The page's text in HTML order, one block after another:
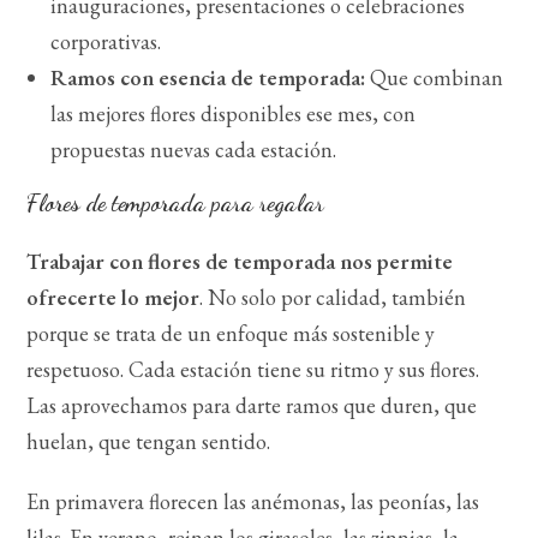
inauguraciones, presentaciones o celebraciones
corporativas.
Ramos con esencia de temporada: Que combinan
las mejores flores disponibles ese mes, con
propuestas nuevas cada estación.
Flores de temporada para regalar
Trabajar con flores de temporada nos permite
ofrecerte lo mejor. No solo por calidad, también
porque se trata de un enfoque más sostenible y
respetuoso. Cada estación tiene su ritmo y sus flores.
Las aprovechamos para darte ramos que duren, que
huelan, que tengan sentido.
En primavera florecen las anémonas, las peonías, las